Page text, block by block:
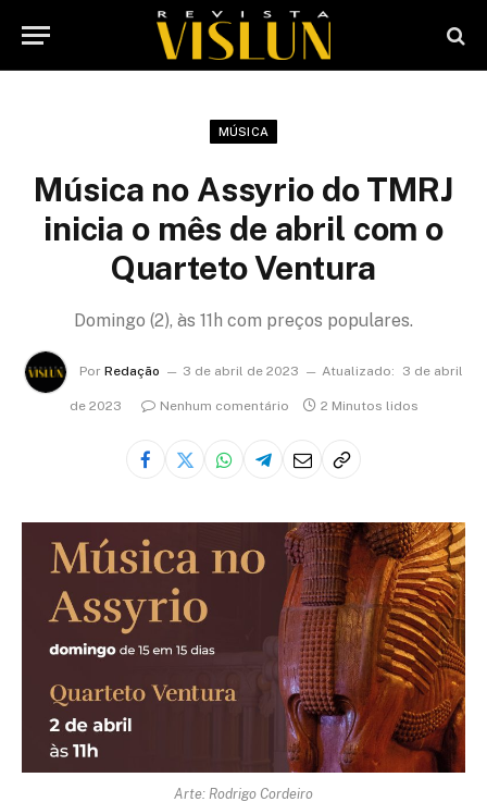
MÚSICA
Música no Assyrio do TMRJ
inicia o mês de abril com o
Quarteto Ventura
Domingo (2), às 11h com preços populares.
Por Redação 3 de abril de 2023 Atualizado: 3 de abril
de 2023 Nenhum comentário 2 Minutos lidos
Arte: Rodrigo Cordeiro